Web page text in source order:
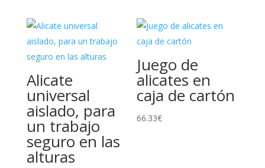
desde
30.60€
hasta
Alicate
universal
aislado, para
un trabajo
seguro en las
alturas
Juego de
alicates en
caja de cartón
66.33€